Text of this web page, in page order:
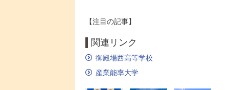
【注目の記事】
関連リンク
御殿場西高等学校
産業能率大学